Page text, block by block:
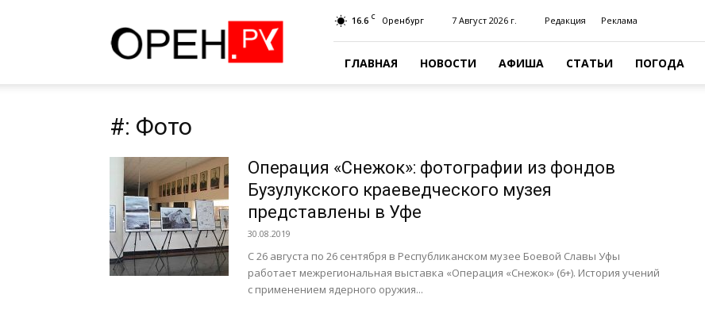
16.6 C Оренбург 7 Август 2026 г. Редакция Реклама
ГЛАВНАЯ НОВОСТИ АФИША СТАТЬИ ПОГОДА
#: Фото
Операция «Снежок»: фотографии из фондов
Бузулукского краеведческого музея
представлены в Уфе
30.08.2019
С 26 августа по 26 сентября в Республиканском музее Боевой Славы Уфы
работает межрегиональная выставка «Операция «Снежок» (6+). История учений
с применением ядерного оружия...